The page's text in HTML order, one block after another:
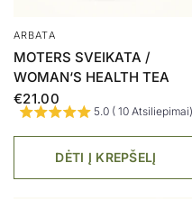
ARBATA
MOTERS SVEIKATA /
WOMAN‘S HEALTH TEA
€21.00
5.0 ( 10 Atsiliepimai)
DĖTI Į KREPŠELĮ